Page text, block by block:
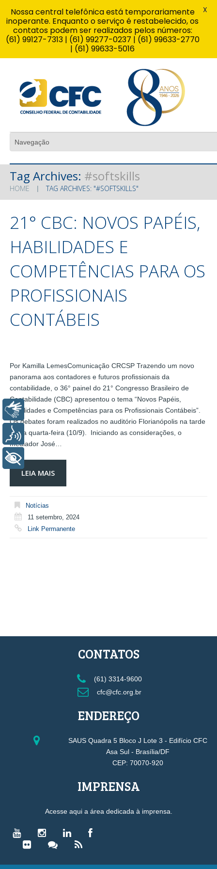
Tag Archives: #softskills
HOME TAG ARCHIVES: "#SOFTSKILLS"
21° CBC: NOVOS PAPÉIS,
HABILIDADES E
COMPETÊNCIAS PARA OS
PROFISSIONAIS
CONTÁBEIS
Por Kamilla LemesComunicação CRCSP Trazendo um novo
panorama aos contadores e futuros profissionais da
contabilidade, o 36° painel do 21° Congresso Brasileiro de
Contabilidade (CBC) apresentou o tema “Novos Papéis,
Habilidades e Competências para os Profissionais Contábeis”.
Os debates foram realizados no auditório Florianópolis na tarde
desta quarta-feira (10/9). Iniciando as considerações, o
mediador José…
LEIA MAIS
Notícias
11 setembro, 2024
Link Permanente
CONTATOS
(61) 3314-9600
cfc@cfc.org.br
ENDEREÇO
SAUS Quadra 5 Bloco J Lote 3 - Edifício CFC
Asa Sul - Brasília/DF
CEP: 70070-920
IMPRENSA
Acesse aqui a área dedicada à imprensa.
Nossa central telefônica está temporariamente
inoperante. Enquanto o serviço é restabelecido, os
contatos podem ser realizados pelos números:
(61) 99127-7313 | (61) 99277-0237 | (61) 99633-2770
| (61) 99633-5016
X
Libras
Voz
+ Acessibilidade